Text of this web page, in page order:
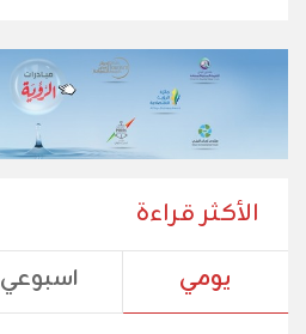
الأكثر قراءة
يومي اسبوعي